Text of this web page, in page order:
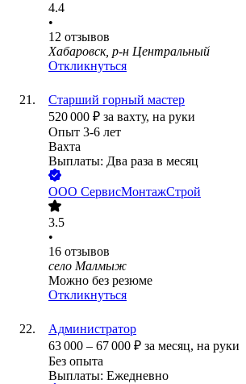
4.4
•
12 отзывов
Хабаровск, р-н Центральный
Откликнуться
Старший горный мастер
520 000 ₽ за вахту, на руки
Опыт 3-6 лет
Вахта
Выплаты: Два раза в месяц
ООО СервисМонтажСтрой
3.5
•
16 отзывов
село Малмыж
Можно без резюме
Откликнуться
Администратор
63 000 – 67 000 ₽ за месяц, на руки
Без опыта
Выплаты: Ежедневно